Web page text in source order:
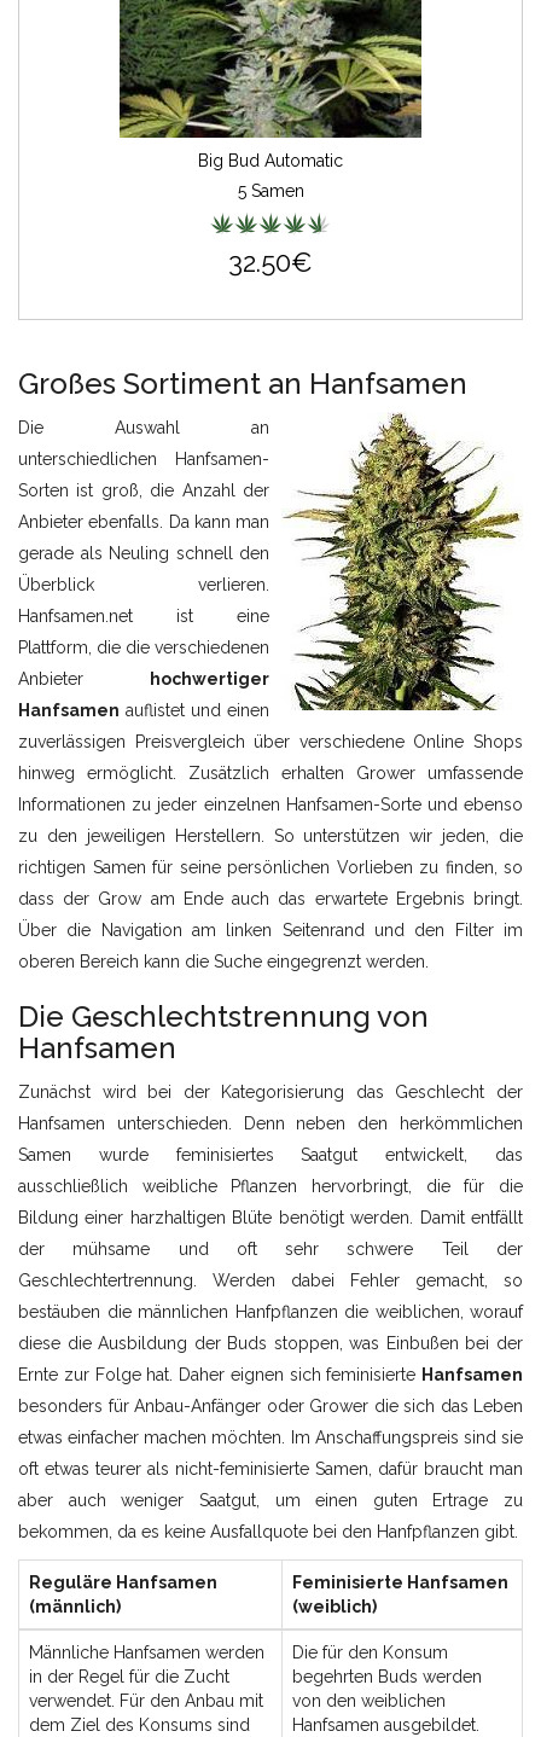
Big Bud Automatic
5 Samen
32.50€
Großes Sortiment an Hanfsamen
Die Auswahl an
unterschiedlichen Hanfsamen-
Sorten ist groß, die Anzahl der
Anbieter ebenfalls. Da kann man
gerade als Neuling schnell den
Überblick verlieren.
Hanfsamen.net ist eine
Plattform, die die verschiedenen
Anbieter
hochwertiger
Hanfsamen auflistet und einen
zuverlässigen Preisvergleich über verschiedene Online Shops
hinweg ermöglicht. Zusätzlich erhalten Grower umfassende
Informationen zu jeder einzelnen Hanfsamen-Sorte und ebenso
zu den jeweiligen Herstellern. So unterstützen wir jeden, die
richtigen Samen für seine persönlichen Vorlieben zu finden, so
dass der Grow am Ende auch das erwartete Ergebnis bringt.
Über die Navigation am linken Seitenrand und den Filter im
oberen Bereich kann die Suche eingegrenzt werden.
Die Geschlechtstrennung von
Hanfsamen
Zunächst wird bei der Kategorisierung das Geschlecht der
Hanfsamen unterschieden. Denn neben den herkömmlichen
Samen wurde feminisiertes Saatgut entwickelt, das
ausschließlich weibliche Pflanzen hervorbringt, die für die
Bildung einer harzhaltigen Blüte benötigt werden. Damit entfällt
der mühsame und oft sehr schwere Teil der
Geschlechtertrennung. Werden dabei Fehler gemacht, so
bestäuben die männlichen Hanfpflanzen die weiblichen, worauf
diese die Ausbildung der Buds stoppen, was Einbußen bei der
Ernte zur Folge hat. Daher eignen sich feminisierte Hanfsamen
besonders für Anbau-Anfänger oder Grower die sich das Leben
etwas einfacher machen möchten. Im Anschaffungspreis sind sie
oft etwas teurer als nicht-feminisierte Samen, dafür braucht man
aber auch weniger Saatgut, um einen guten Ertrage zu
bekommen, da es keine Ausfallquote bei den Hanfpflanzen gibt.
Reguläre Hanfsamen
(männlich)
Feminisierte Hanfsamen
(weiblich)
Männliche Hanfsamen werden
in der Regel für die Zucht
verwendet. Für den Anbau mit
dem Ziel des Konsums sind
Die für den Konsum
begehrten Buds werden
von den weiblichen
Hanfsamen ausgebildet.